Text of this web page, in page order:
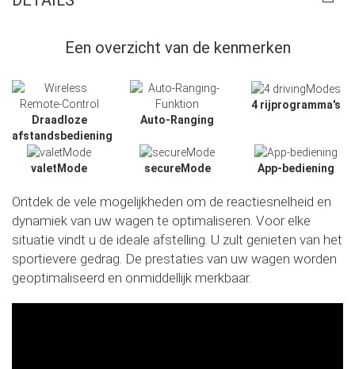
Een overzicht van de kenmerken
Draadloze
afstandsbediening
Auto-Ranging
4 rijprogramma's
valetMode secureMode App-bediening
Ontdek de vele mogelijkheden om de reactiesnelheid en
dynamiek van uw wagen te optimaliseren. Voor elke
situatie vindt u de ideale afstelling. U zult genieten van het
sportievere gedrag. De prestaties van uw wagen worden
geoptimaliseerd en onmiddellijk merkbaar.
Slide02